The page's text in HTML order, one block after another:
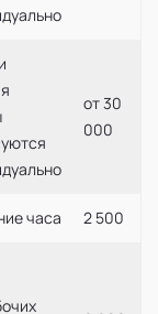
от 30
000
часа 2 500